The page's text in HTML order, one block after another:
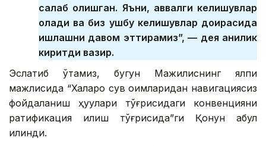
сақлаб қолишган. Яъни, аввалги келишувлар
қолади ва биз ушбу келишувлар доирасида
ишлашни давом эттирамиз”, — дея аниқлик
киритди вазир.
Эслатиб ўтамиз, бугун Мажилиснинг ялпи
мажлисида “Халқаро сув оқимларидан навигациясиз
фойдаланиш ҳуқуқлари тўғрисидаги конвенцияни
ратификация қилиш тўғрисида”ги Қонун қабул
қилинди.